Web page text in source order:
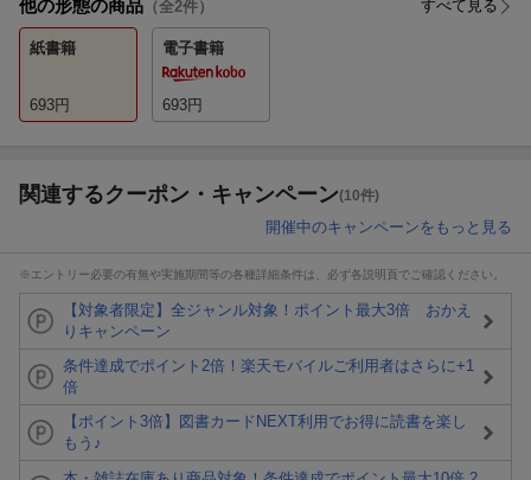
他の形態の商品 （全2件） すべて見る
紙書籍
693円
電子書籍
693円
関連するクーポン・キャンペーン(10件)
開催中のキャンペーンをもっと見る
※エントリー必要の有無や実施期間等の各種詳細条件は、必ず各説明頁でご確認ください。
【対象者限定】全ジャンル対象！ポイント最大3倍 おかえ
りキャンペーン
条件達成でポイント2倍！楽天モバイルご利用者はさらに+1
倍
【ポイント3倍】図書カードNEXT利用でお得に読書を楽し
もう♪